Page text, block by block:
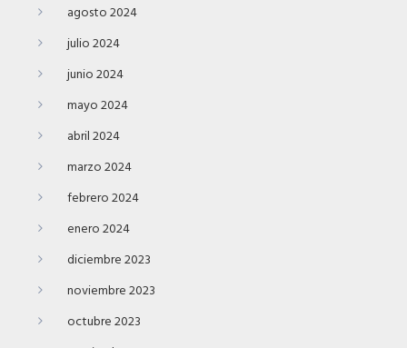
agosto 2024
julio 2024
junio 2024
mayo 2024
abril 2024
marzo 2024
febrero 2024
enero 2024
diciembre 2023
noviembre 2023
octubre 2023